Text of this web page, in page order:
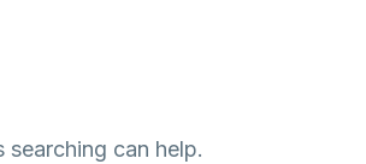
searching can help.